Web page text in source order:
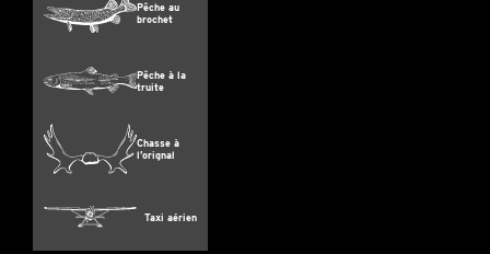
Pêche au
brochet
Pêche à la
truite
Chasse à
l’orignal
Taxi aérien